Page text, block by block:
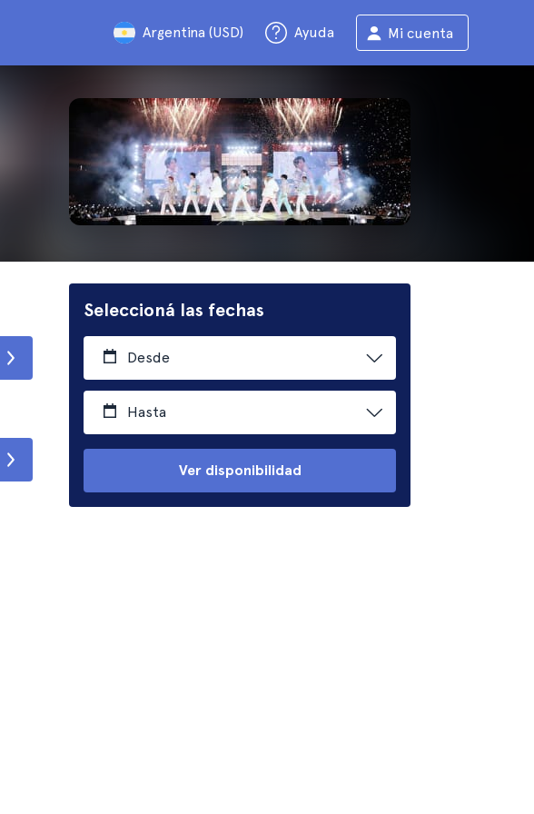
Argentina (USD) Ayuda Mi cuenta
Seleccioná las fechas
Desde
Hasta
Ver disponibilidad